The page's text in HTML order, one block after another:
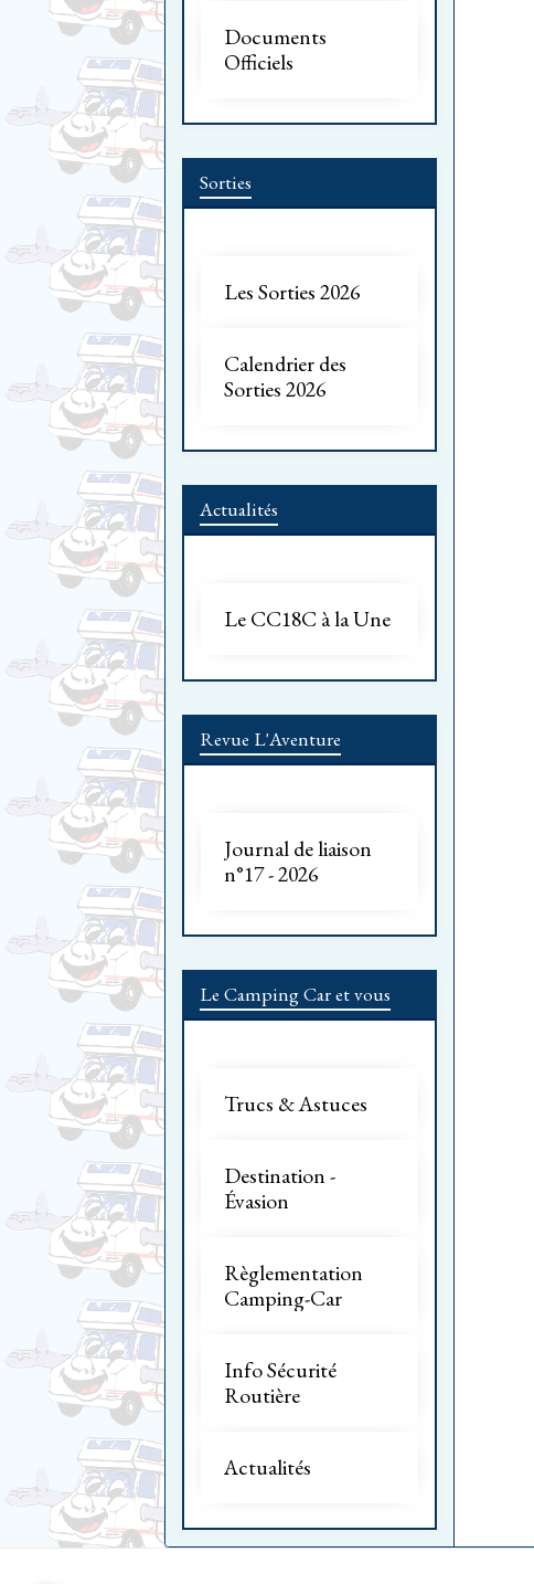
Documents
Officiels
Sorties
Les Sorties 2026
Calendrier des
Sorties 2026
Actualités
Le CC18C à la Une
Revue L'Aventure
Journal de liaison
n°17 - 2026
Le Camping Car et vous
Trucs & Astuces
Destination -
Évasion
Règlementation
Camping-Car
Info Sécurité
Routière
Actualités